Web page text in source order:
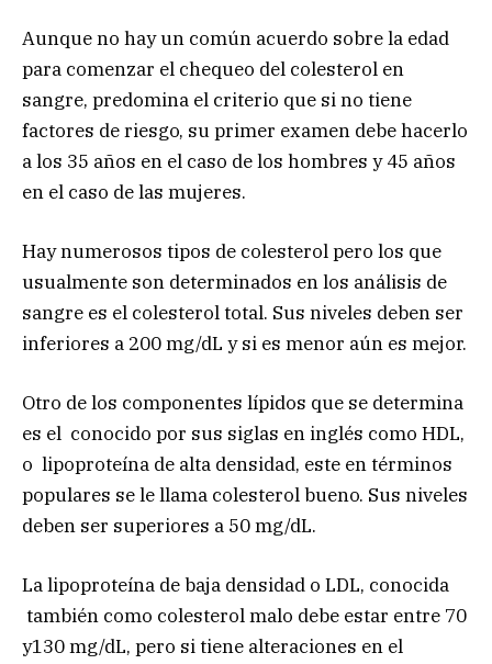
Aunque no hay un común acuerdo sobre la edad
para comenzar el chequeo del colesterol en
sangre, predomina el criterio que si no tiene
factores de riesgo, su primer examen debe hacerlo
a los 35 años en el caso de los hombres y 45 años
en el caso de las mujeres.
Hay numerosos tipos de colesterol pero los que
usualmente son determinados en los análisis de
sangre es el colesterol total. Sus niveles deben ser
inferiores a 200 mg/dL y si es menor aún es mejor.
Otro de los componentes lípidos que se determina
es el conocido por sus siglas en inglés como HDL,
o lipoproteína de alta densidad, este en términos
populares se le llama colesterol bueno. Sus niveles
deben ser superiores a 50 mg/dL.
La lipoproteína de baja densidad o LDL, conocida
también como colesterol malo debe estar entre 70
y130 mg/dL, pero si tiene alteraciones en el